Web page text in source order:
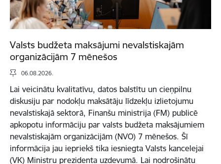
Valsts budžeta maksājumi nevalstiskajām
organizācijām 7 mēnešos
06.08.2026.
Lai veicinātu kvalitatīvu, datos balstītu un cieņpilnu
diskusiju par nodokļu maksātāju līdzekļu izlietojumu
nevalstiskajā sektorā, Finanšu ministrija (FM) publicē
apkopotu informāciju par valsts budžeta maksājumiem
nevalstiskajām organizācijām (NVO) 7 mēnešos. Šī
informācija jau iepriekš tika iesniegta Valsts kancelejai
(VK) Ministru prezidenta uzdevumā. Lai nodrošinātu